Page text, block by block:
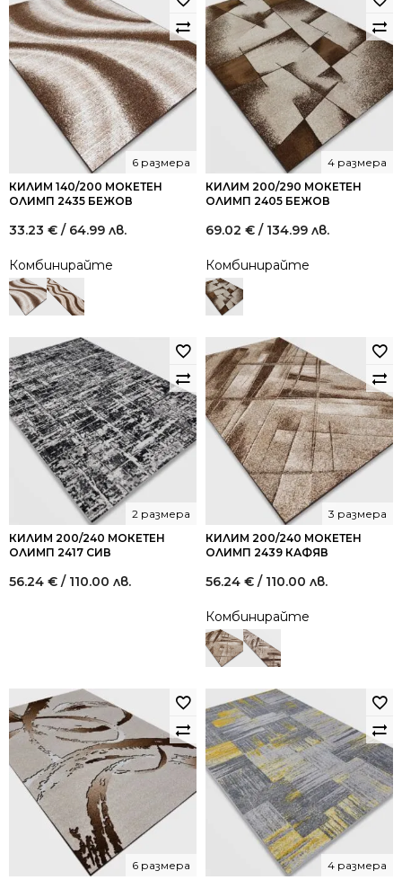
КИЛИМ 140/200 МОКЕТЕН
ОЛИМП 2435 БЕЖОВ
6 размера
33.23 € / 64.99 лв.
Комбинирайте
КИЛИМ 200/290 МОКЕТЕН
ОЛИМП 2405 БЕЖОВ
4 размера
69.02 € / 134.99 лв.
Комбинирайте
КИЛИМ 200/240 МОКЕТЕН
ОЛИМП 2417 СИВ
2 размера
56.24 € / 110.00 лв.
КИЛИМ 200/240 МОКЕТЕН
ОЛИМП 2439 КАФЯВ
3 размера
56.24 € / 110.00 лв.
Комбинирайте
6 размера 4 размера